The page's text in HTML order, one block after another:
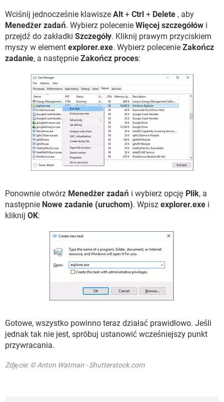
Wciśnij jednocześnie klawisze Alt + Ctrl + Delete , aby
Menedżer zadań. Wybierz polecenie Więcej szczegółów i
przejdź do zakładki Szczegóły. Kliknij prawym przyciskiem
myszy w element explorer.exe. Wybierz polecenie Zakończ
zadanie, a następnie Zakończ proces:
Ponownie otwórz Menedżer zadań i wybierz opcję Plik, a
następnie Nowe zadanie (uruchom). Wpisz explorer.exe i
kliknij OK:
Gotowe, wszystko powinno teraz działać prawidłowo. Jeśli
jednak tak nie jest, spróbuj ustanowić wcześniejszy punkt
przywracania.
Zdjęcie: © Anton Watman - Shutterstock.com